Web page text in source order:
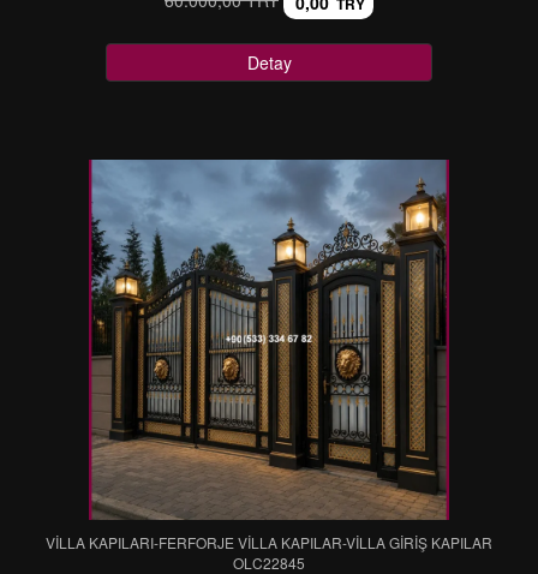
Detay
VİLLA KAPILARI-FERFORJE VİLLA KAPILAR-VİLLA GİRİŞ KAPILAR
OLC22845